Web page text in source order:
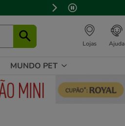
Lojas Ajuda
MUNDO PET